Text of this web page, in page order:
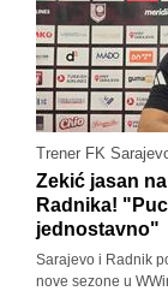
Trener FK
Zekić jasan
Radnika!
jednostavno"
Sarajevo i Radnik
nove sezone u